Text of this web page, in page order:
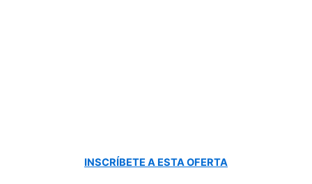
INSCRÍBETE A ESTA OFERTA